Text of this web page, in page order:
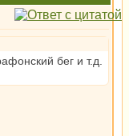
бег и т.д.